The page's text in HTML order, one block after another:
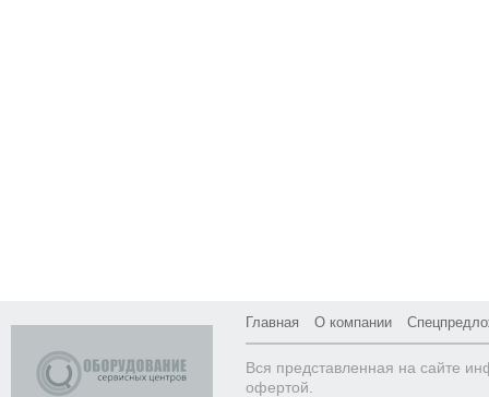
Главная О компании
Вся представленная на сайте
офертой.